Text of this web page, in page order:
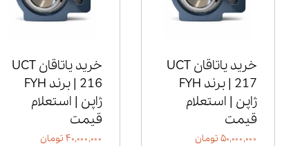
خرید یاتاقان UCT
217 | برند FYH
ژاپن | استعلام
قیمت
۵۰,۰۰۰,۰۰۰ تومان
خرید یاتاقان UCT
216 | برند FYH
ژاپن | استعلام
قیمت
۴۰,۰۰۰,۰۰۰ تومان